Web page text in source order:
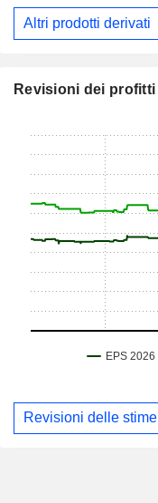
Altri prodotti derivati
Revisioni dei profitti
Revisioni delle stime